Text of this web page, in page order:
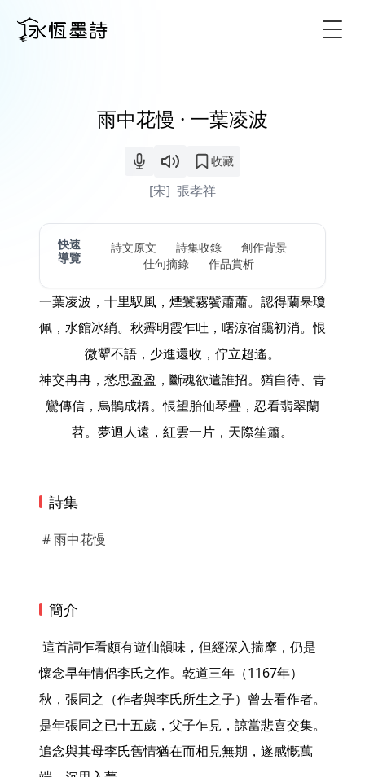
雨中花慢 · 一葉凌波
收藏
[宋] 張孝祥
快速
導覽
詩文原文 詩集收錄
創作背景
佳句摘錄
作品賞析
一葉凌波，十里馭風，煙鬟霧鬢蕭蕭。認得蘭皋瓊
佩，水館冰綃。秋霽明霞乍吐，曙涼宿靄初消。恨
微顰不語，少進還收，佇立超遙。
神交冉冉，愁思盈盈，斷魂欲遣誰招。猶自待、青
鸞傳信，烏鵲成橋。悵望胎仙琴疊，忍看翡翠蘭
苕。夢迴人遠，紅雲一片，天際笙簫。
詩集
# 雨中花慢
簡介
懷念早年情侶李氏之作。乾道三年（1167年）
秋，張同之（作者與李氏所生之子）曾去看作者。
是年張同之已十五歲，父子乍見，諒當悲喜交集。
追念與其母李氏舊情猶在而相見無期，遂感慨萬